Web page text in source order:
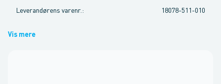
Leverandørens varenr. : 18078-511-010
Vis mere